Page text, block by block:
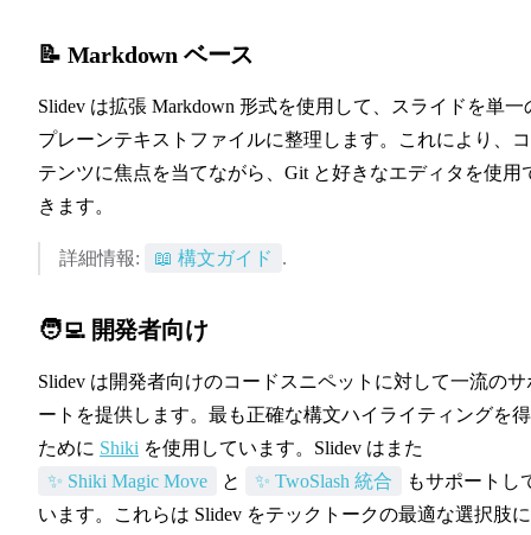
📝 Markdown ベース
Slidev は拡張 Markdown 形式を使用して、スライドを単一
プレーンテキストファイルに整理します。これにより、
テンツに焦点を当てながら、Git と好きなエディタを使用
きます。
詳細情報: 📖 構文ガイド
📖 構文ガイド .
🧑‍💻 開発者向け
Slidev は開発者向けのコードスニペットに対して一流のサ
ートを提供します。最も正確な構文ハイライティングを
ために Shiki を使用しています。Slidev はまた
✨ Shiki Magic Move
と ✨ TwoSlash 統合
✨ TwoSlash 統合
もサポートし
います。これらは Slidev をテックトークの最適な選択肢